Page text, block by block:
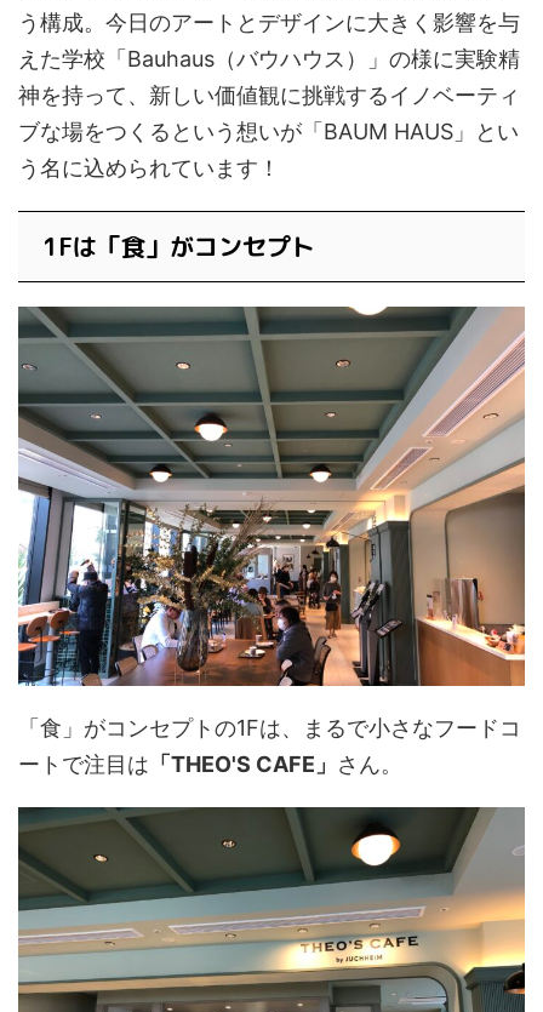
う構成。今日のアートとデザインに大きく影響を与
えた学校「Bauhaus（バウハウス）」の様に実験精
神を持って、新しい価値観に挑戦するイノベーティ
ブな場をつくるという想いが「BAUM HAUS」とい
う名に込められています！
1Fは「食」がコンセプト
「食」がコンセプトの1Fは、まるで小さなフードコ
ートで注目は 「THEO'S CAFE」 さん。